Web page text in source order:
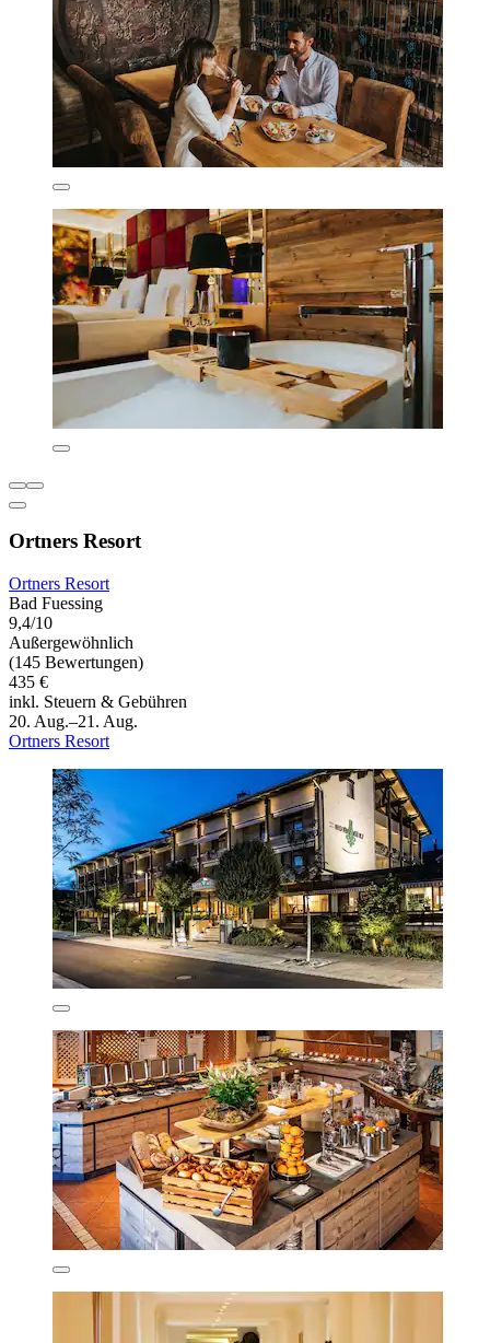
Ortners Resort
Ortners Resort
Bad Fuessing
9,4/10
Außergewöhnlich
(145 Bewertungen)
435 €
inkl. Steuern & Gebühren
20. Aug.–21. Aug.
Ortners Resort